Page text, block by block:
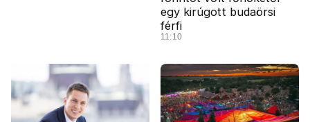
egy kirúgott budaörsi
férfi
11:10